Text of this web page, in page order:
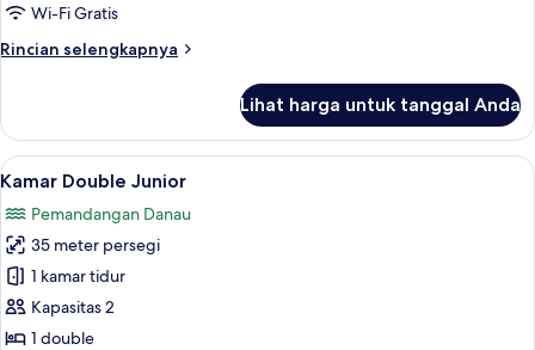
Wi-Fi Gratis
Rincian selengkapnya
Rincian
Kamar
Superior
Lihat harga untuk tanggal Anda
Lihat
semua
foto
untuk
Kamar
Double
Junior
Kamar Double Junior | Seprai
11
Kamar Double Junior
Pemandangan Danau
35 meter persegi
1 kamar tidur
Kapasitas 2
1 double